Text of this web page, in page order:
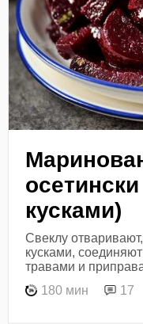
кусками)
Свеклу
кусками,
травами и
180 мин
17